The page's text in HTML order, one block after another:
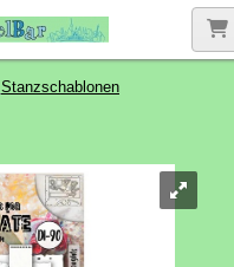
Stanzschablonen